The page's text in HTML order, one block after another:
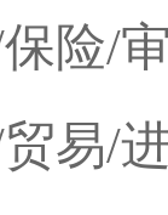
险/
易/